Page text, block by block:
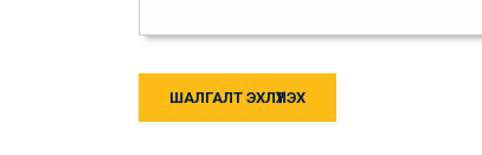
ШАЛГАЛТ ЭХЛҮҮЛЭХ